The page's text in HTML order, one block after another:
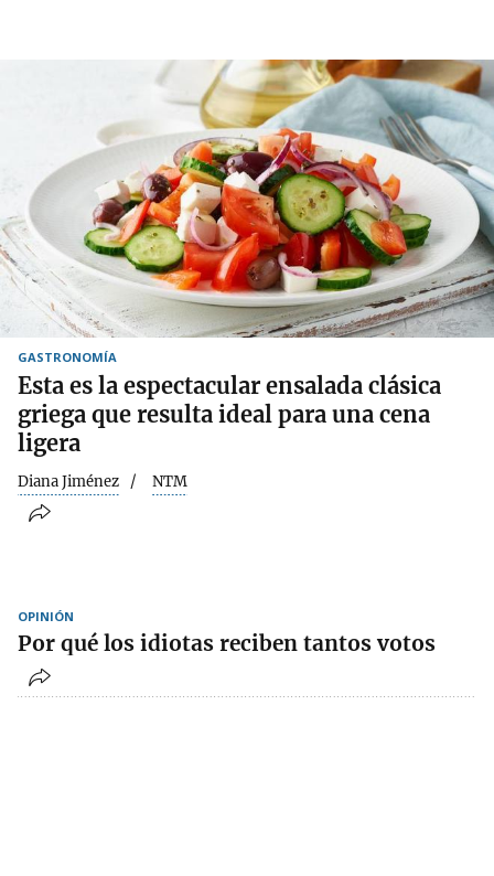
GASTRONOMÍA
Esta es la espectacular ensalada clásica
griega que resulta ideal para una cena
ligera
Diana Jiménez NTM
OPINIÓN
Por qué los idiotas reciben tantos votos